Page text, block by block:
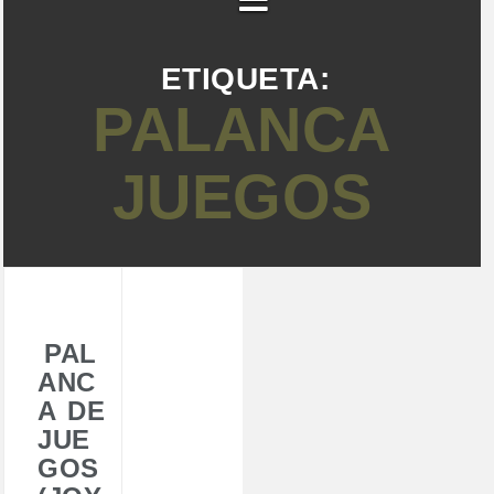
ETIQUETA:
PALANCA
JUEGOS
PAL
ANC
A DE
JUE
GOS